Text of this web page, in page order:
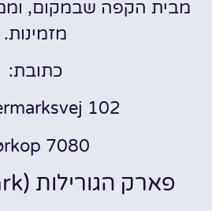
מבית הקפה שבמקום,
מזמינות.
כתובת:
102
7080 Børkop
פארק הגורילות (Gorilla Park)